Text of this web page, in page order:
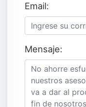
Email:
Mensaje: